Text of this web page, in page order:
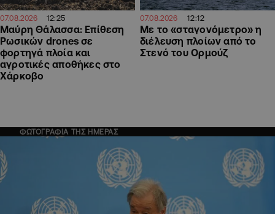
07.08.2026 12:25
Μαύρη Θάλασσα: Επίθεση
Ρωσικών drones σε
φορτηγά πλοία και
αγροτικές αποθήκες στο
Χάρκοβο
07.08.2026 12:12
Με το «σταγονόμετρο» η
διέλευση πλοίων από το
Στενό του Ορμούζ
ΦΩΤΟΓΡΑΦΙΑ ΤΗΣ ΗΜΕΡΑΣ